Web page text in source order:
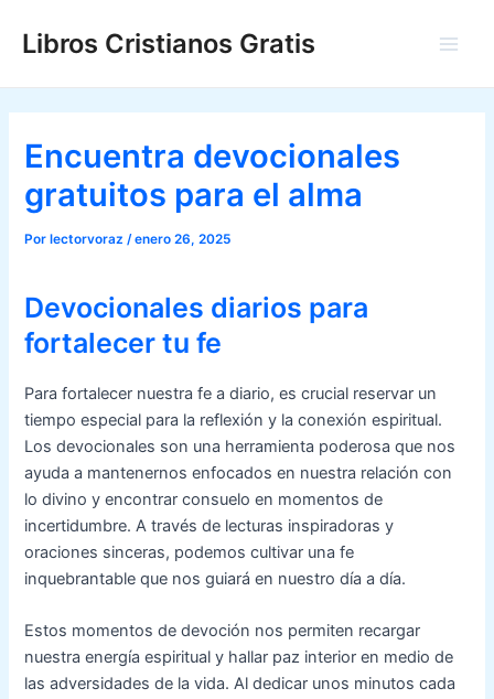
Libros Cristianos Gratis
Encuentra devocionales
gratuitos para el alma
Porlectorvoraz /enero 26, 2025
Devocionales diarios para
fortalecer tu fe
Para fortalecer nuestra fe a diario, es crucial reservar un
tiempo especial para la reflexión y la conexión espiritual.
Los devocionales son una herramienta poderosa que nos
ayuda a mantenernos enfocados en nuestra relación con
lo divino y encontrar consuelo en momentos de
incertidumbre. A través de lecturas inspiradoras y
oraciones sinceras, podemos cultivar una fe
inquebrantable que nos guiará en nuestro día a día.
Estos momentos de devoción nos permiten recargar
nuestra energía espiritual y hallar paz interior en medio de
las adversidades de la vida. Al dedicar unos minutos cada